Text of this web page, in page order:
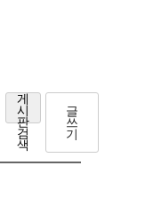
게
시
판
검
색
글
쓰
기